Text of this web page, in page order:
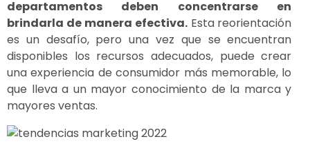
departamentos deben concentrarse en
brindarla de manera efectiva.Esta reorientación
es un desafío, pero una vez que se encuentran
disponibles los recursos adecuados, puede crear
una experiencia de consumidor más memorable, lo
que lleva a un mayor conocimiento de la marca y
mayores ventas.